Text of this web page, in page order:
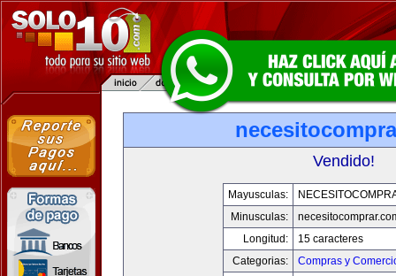
Vendido!
Mayusculas:
Minusculas:
Longitud:
15 caracteres
Categorias:
Compras y